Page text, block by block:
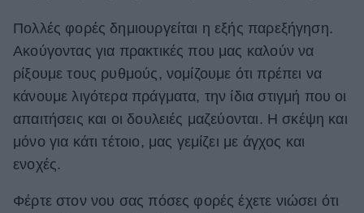
Πολλές φορές δημιουργείται η εξής παρεξήγηση.
Ακούγοντας για πρακτικές που μας καλούν να
ρίξουμε τους ρυθμούς, νομίζουμε ότι πρέπει να
κάνουμε λιγότερα πράγματα, την ίδια στιγμή που οι
απαιτήσεις και οι δουλειές μαζεύονται. Η σκέψη και
μόνο για κάτι τέτοιο, μας γεμίζει με άγχος και
ενοχές.
Φέρτε στον νου σας πόσες φορές έχετε νιώσει ότι